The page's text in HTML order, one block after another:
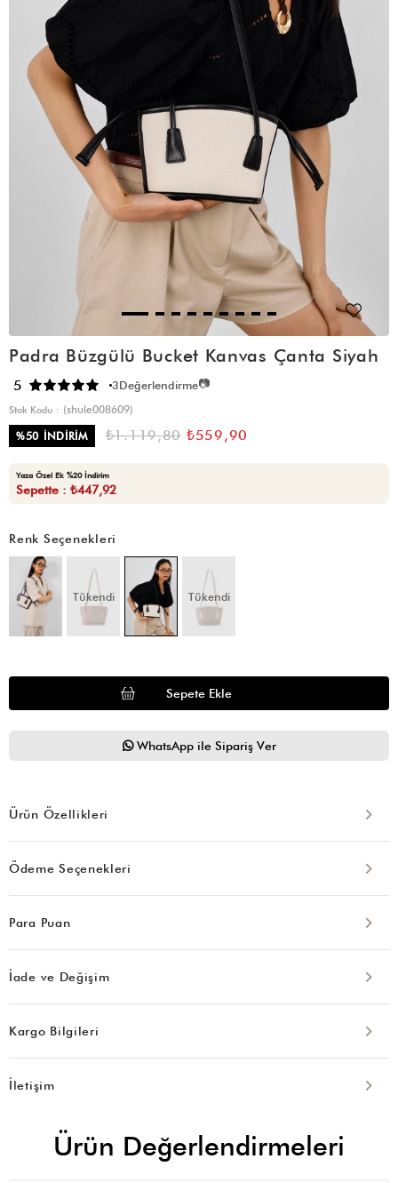
Padra Büzgülü Bucket Kanvas Çanta Siyah
5 3Değerlendirme📷
Stok Kodu
(shule008609)
%50 İNDIRIM ₺1.119,80 ₺559,90
Yaza Özel Ek %20 İndirim
Sepette : ₺447,92
Renk Seçenekleri
Tükendi Tükendi
WhatsApp ile Sipariş Ver
Ürün Özellikleri
Ödeme Seçenekleri
Para Puan
İade ve Değişim
Kargo Bilgileri
İletişim
Ürün Değerlendirmeleri